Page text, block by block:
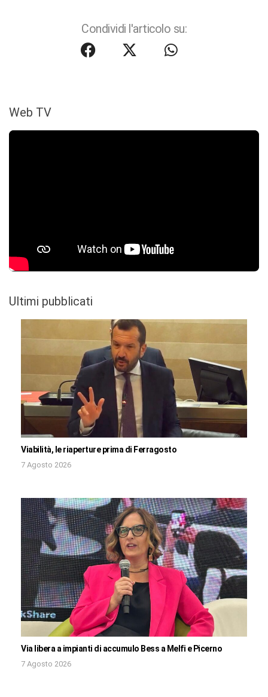
Condividi l'articolo su:
Web TV
Ultimi pubblicati
Viabilità, le riaperture prima di Ferragosto
7 Agosto 2026
Via libera a impianti di accumulo Bess a Melfi e Picerno
7 Agosto 2026